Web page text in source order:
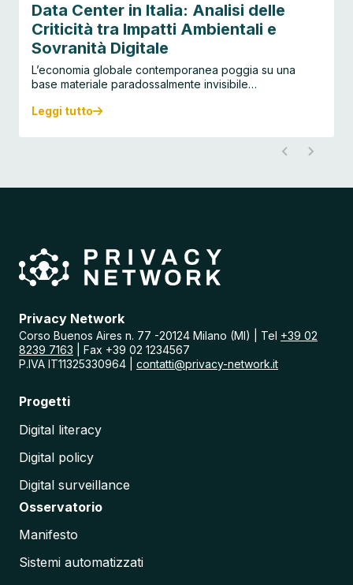
Data Center in Italia: Analisi delle
Criticità tra Impatti Ambientali e
Sovranità Digitale
L’economia globale contemporanea poggia su una
base materiale paradossalmente invisibile…
Leggi tutto
D
e
i
n
I
a
i
a
n
l
s
d
l
e
C
r
Privacy Network
Corso Buenos Aires n. 77 -20124 Milano (MI) | Tel +39 02
8239 7163 | Fax +39 02 1234567
P.IVA IT11325330964 | contatti@privacy-network.it
Progetti
Digital literacy
Digital policy
Digital surveillance
Osservatorio
Manifesto
Sistemi automatizzati